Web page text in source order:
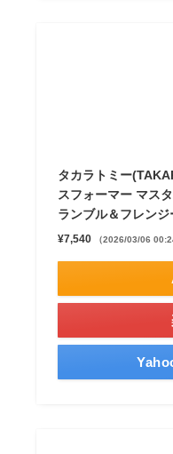
タカラトミー
スフォーマー マス
ランブル＆フレンジ
¥7,540 （2026/03/06